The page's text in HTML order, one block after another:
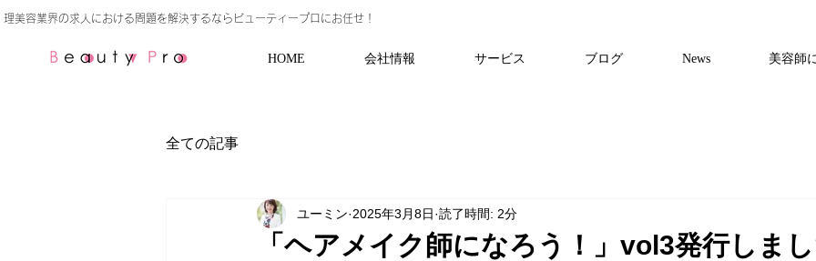
HOME 会社情報 サービス ブログ News 美容師
全ての記事
「ヘアメイク師になろう！」vol3発行しま
ユーミン 2025年3月8日 読了時間: 2分